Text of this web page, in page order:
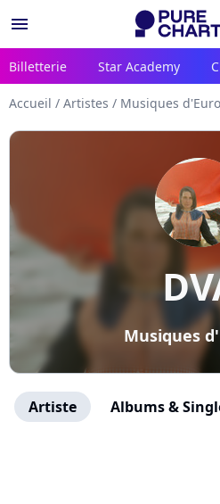
menu
Billetterie Star Academy
Accueil / Artistes / Musiques
Musiques
Artiste Albums &